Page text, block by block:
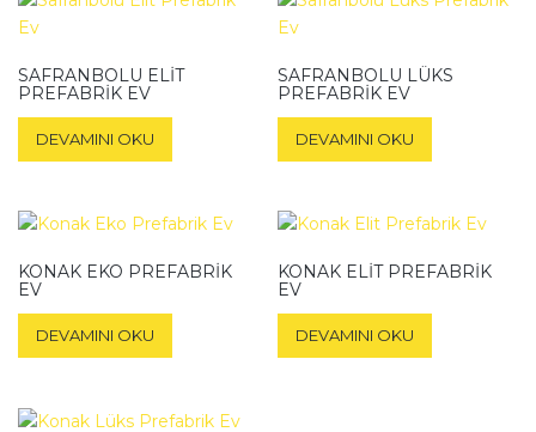
SAFRANBOLU ELIT
PREFABRIK EV
DEVAMINI OKU
SAFRANBOLU LÜKS
PREFABRIK EV
DEVAMINI OKU
KONAK EKO PREFABRIK
EV
DEVAMINI OKU
KONAK ELIT PREFABRIK
EV
DEVAMINI OKU